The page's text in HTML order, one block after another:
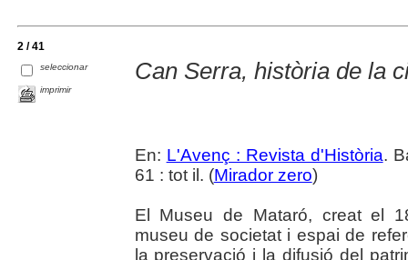
2 / 41
seleccionar
imprimir
Can Serra, història de la
En: L'Avenç : Revista d'Història.
61 : tot il. (Mirador zero)
El Museu de Mataró, creat el
museu de societat i espai de
la preservació i la difusió del